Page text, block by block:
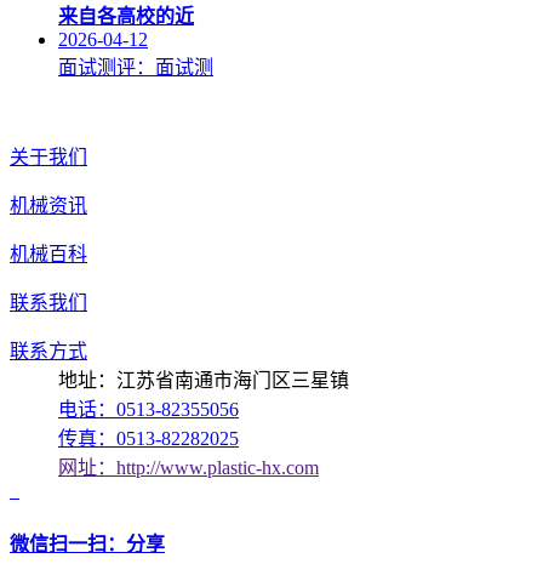
来自各高校的近
2026-04-12
面试测评：面试测
关于我们
机械资讯
机械百科
联系我们
联系方式
地址：江苏省南通市海门区三星镇
电话：0513-82355056
传真：0513-82282025
网址：http://www.plastic-hx.com
微信扫一扫：分享